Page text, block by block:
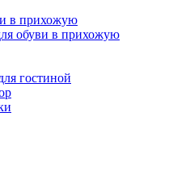
в прихожую
обуви в прихожую
гостиной